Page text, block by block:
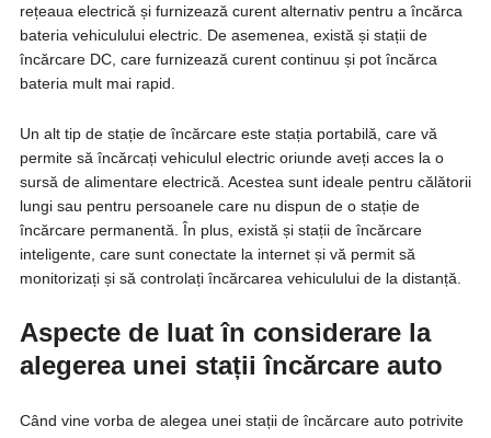
rețeaua electrică și furnizează curent alternativ pentru a încărca
bateria vehiculului electric. De asemenea, există și stații de
încărcare DC, care furnizează curent continuu și pot încărca
bateria mult mai rapid.
Un alt tip de stație de încărcare este stația portabilă, care vă
permite să încărcați vehiculul electric oriunde aveți acces la o
sursă de alimentare electrică. Acestea sunt ideale pentru călătorii
lungi sau pentru persoanele care nu dispun de o stație de
încărcare permanentă. În plus, există și stații de încărcare
inteligente, care sunt conectate la internet și vă permit să
monitorizați și să controlați încărcarea vehiculului de la distanță.
Aspecte de luat în considerare la
alegerea unei stații încărcare auto
Când vine vorba de alegea unei stații de încărcare auto potrivite